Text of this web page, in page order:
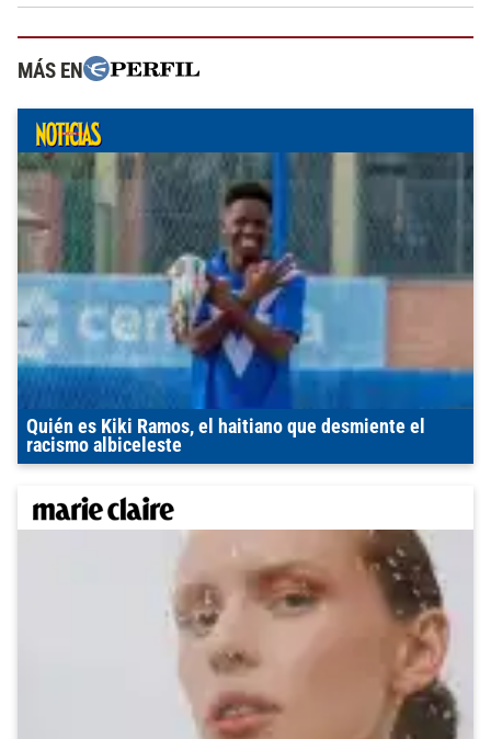
MÁS EN
Quién es Kiki Ramos, el haitiano que desmiente el
racismo albiceleste